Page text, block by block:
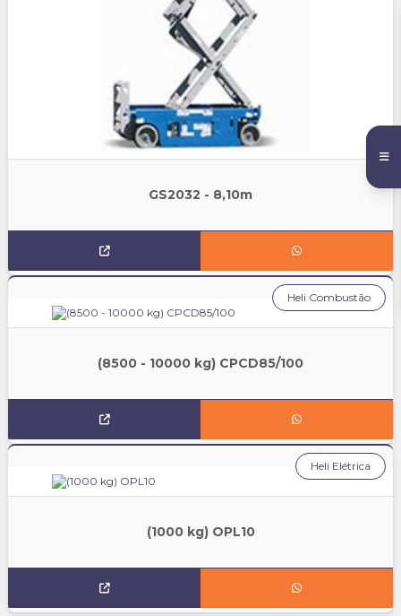
GS2032 - 8,10m
(8500 - 10000 kg) CPCD85/100
Heli Combustão
(1000 kg) OPL10
Heli Elétrica